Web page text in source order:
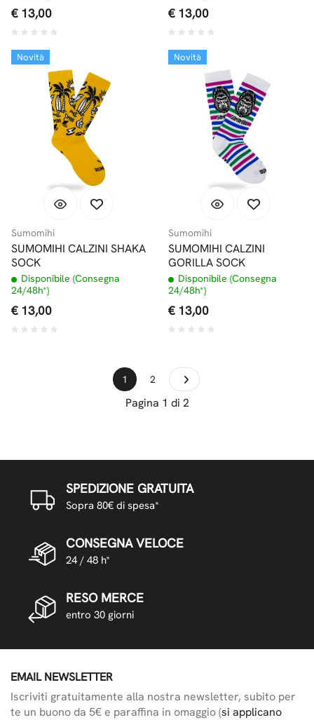
€ 13,00 € 13,00
Novità
Sumomihi
SUMOMIHI CALZINI SHAKA
SOCK
Disponibile (Consegna
24/48h*)
€ 13,00
Novità
Sumomihi
SUMOMIHI CALZINI
GORILLA SOCK
Disponibile (Consegna
24/48h*)
€ 13,00
1 2
Pagina 1 di 2
SPEDIZIONE GRATUITA
Sopra 80€ di spesa*
CONSEGNA VELOCE
24 / 48 h*
RESO MERCE
entro 30 giorni
EMAIL NEWSLETTER
Iscriviti gratuitamente alla nostra newsletter, subito per
te un buono da 5€ e paraffina in omaggio (si applicano